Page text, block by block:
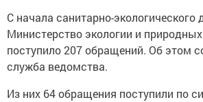
С начала санитарно-экологического
Министерство экологии и
поступило 207 обращений. Об этом
служба ведомства.
Из них 64 обращения поступили по